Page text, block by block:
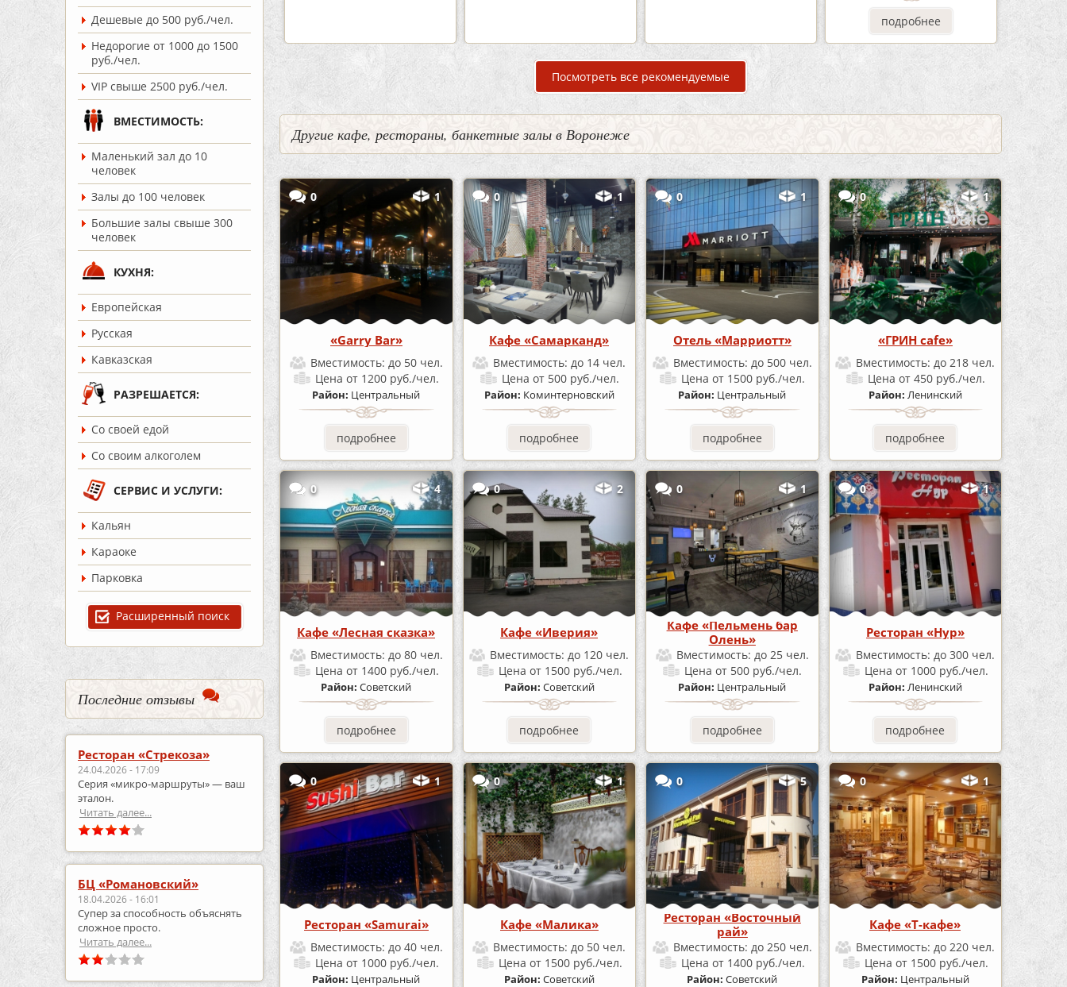
Дешевые до 500 руб./чел.
Недорогие от 1000 до 1500
руб./чел.
VIP свыше 2500 руб./чел.
ВМЕСТИМОСТЬ:
Маленький зал до 10
человек
Залы до 100 человек
Большие залы свыше 300
человек
КУХНЯ:
Европейская
Русская
Кавказская
РАЗРЕШАЕТСЯ:
Со своей едой
Со своим алкоголем
СЕРВИС И УСЛУГИ:
Кальян
Караоке
Парковка
Расширенный поиск
Последние отзывы
Ресторан «Стрекоза»
24.04.2026 - 17:09
Серия «микро‑маршруты» — ваш
эталон.
Читать далее...
БЦ «Романовский»
18.04.2026 - 16:01
Супер за способность объяснять
сложное просто.
Читать далее...
подробнее подробнее
Посмотреть все рекомендуемые
Другие кафе, рестораны, банкетные залы в Воронеже
0 1
«Garry Bar»
Вместимость: до 50 чел.
Ценаот 1200 руб./чел.
Район: Центральный
подробнее
0 1
Кафе «Самарканд»
Вместимость: до 14 чел.
Цена от 500 руб./чел.
Район: Коминтерновский
подробнее
0 1
Отель «Марриотт»
Вместимость: до 500 чел.
Ценаот 1500 руб./чел.
Район: Центральный
подробнее
0 1
«ГРИН cafe»
Вместимость: до 218 чел.
Цена от 450 руб./чел.
Район: Ленинский
подробнее
0 4
Кафе «Лесная сказка»
Вместимость: до 80 чел.
Ценаот 1400 руб./чел.
Район:Советский
подробнее
0 2
Кафе «Иверия»
Вместимость: до 120 чел.
Цена от 1500 руб./чел.
Район: Советский
подробнее
0 1
Кафе «Пельмень бар
Олень»
Вместимость: до 25 чел.
Ценаот 500 руб./чел.
Район: Центральный
подробнее
0 1
Ресторан «Нур»
Вместимость: до 300 чел.
Цена от 1000 руб./чел.
Район: Ленинский
подробнее
0 1
Ресторан «Samurai»
Вместимость: до 40 чел.
Ценаот 1000 руб./чел.
Район: Центральный
0 1
Кафе «Малика»
Вместимость: до 50 чел.
Цена от 1500 руб./чел.
Район: Советский
0 5
Ресторан «Восточный
рай»
Вместимость: до 250 чел.
Ценаот 1400 руб./чел.
Район:Советский
0 1
Кафе «Т-кафе»
Вместимость: до 220 чел.
Цена от 1500 руб./чел.
Район: Центральный